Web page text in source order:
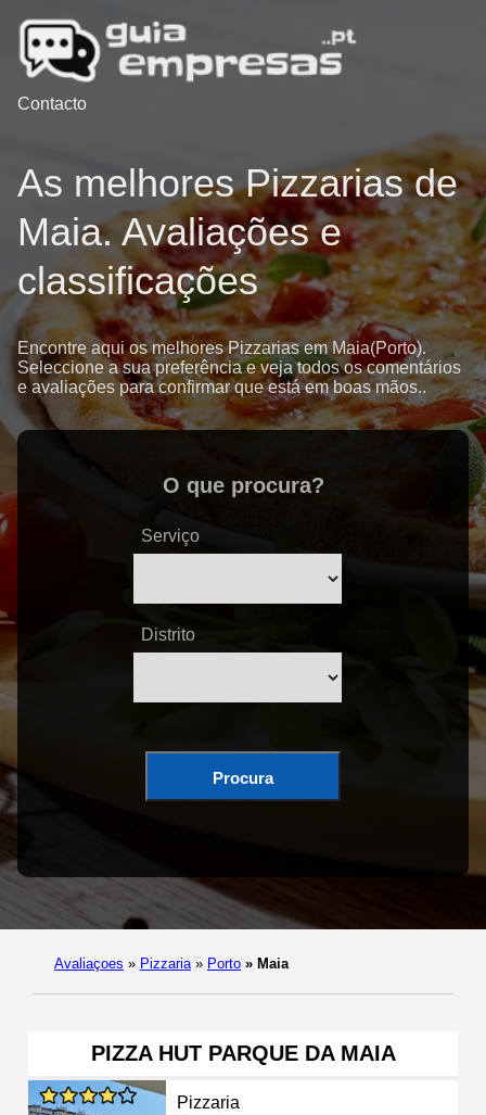
Contacto
As melhores Pizzarias de
Maia. Avaliações e
classificações
Encontre aqui os melhores Pizzarias em Maia(Porto).
Seleccione a sua preferência e veja todos os comentários
e avaliações para confirmar que está em boas mãos..
O que procura?
Serviço
Distrito
Procura
Avaliaçoes » Pizzaria » Porto » Maia
PIZZA HUT PARQUE DA MAIA
Pizzaria